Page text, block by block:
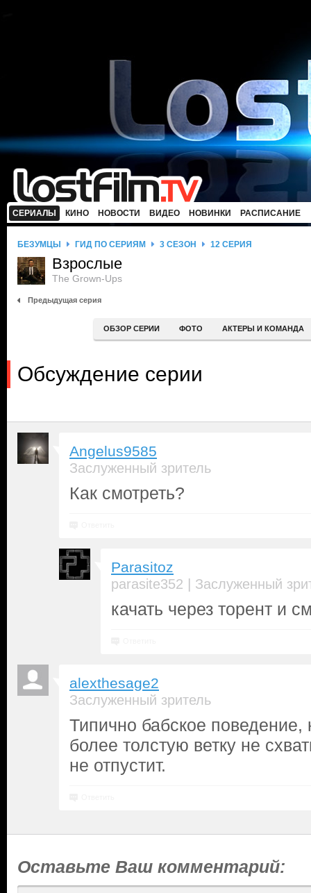
СЕРИАЛЫ КИНО НОВОСТИ ВИДЕО НОВИНКИ РАСПИСАНИЕ
БЕЗУМЦЫ ГИД ПО СЕРИЯМ 3 СЕЗОН 12 СЕРИЯ
Взрослые
The Grown-Ups
Предыдущая серия
ОБЗОР СЕРИИ ФОТО АКТЕРЫ И КОМАНДА
Обсуждение серии
Angelus9585
Заслуженный зритель
Как смотреть?
Parasitoz
parasite352 | Заслуженный
качать через торент и
alexthesage2
Заслуженный зритель
Типично бабское поведение,
более толстую ветку не
не отпустит.
Оставьте Ваш комментарий: